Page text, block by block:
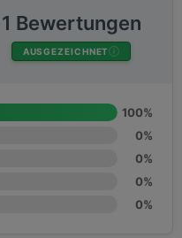
1 Bewertungen
AUSGEZEICHNET
100%
0%
0%
0%
0%